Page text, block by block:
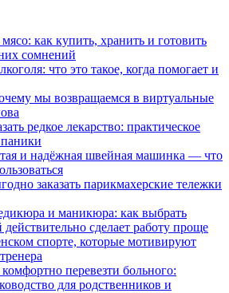
как купить, хранить и готовить
сомнений
что это такое, когда помогает и
мы возвращаемся в виртуальные
редкое лекарство: практическое
паники
и надёжная швейная машинка — что
заказать парикмахерские тележки
и маникюра: как выбрать
сделает работу проще
спорте, которые мотивируют
перевезти больного:
для родственников и